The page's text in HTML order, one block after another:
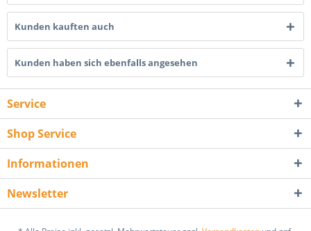
Kunden kauften auch
Kunden haben sich ebenfalls angesehen
Service
Shop Service
Informationen
Newsletter